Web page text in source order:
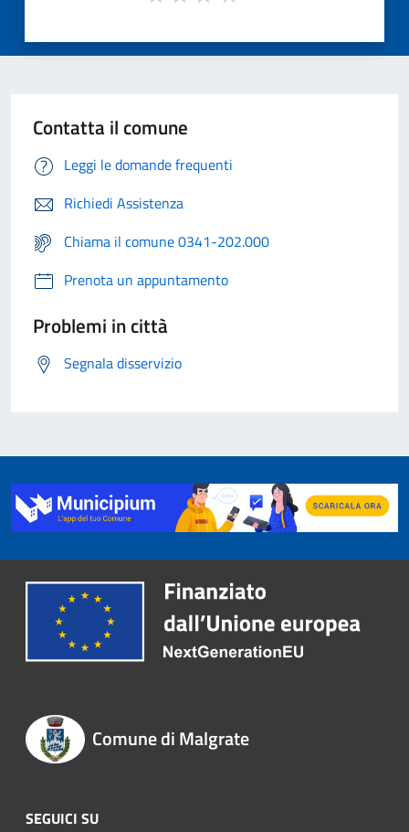
Contatta il comune
Leggi le domande frequenti
Richiedi Assistenza
Chiama il comune 0341-202.000
Prenota un appuntamento
Problemi in città
Segnala disservizio
Comune di Malgrate
SEGUICI SU